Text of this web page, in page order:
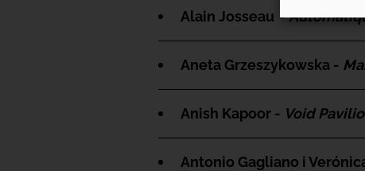
Alain Josseau -
Aneta Grzeszykowska -
Anish Kapoor - Void
Antonio Gagliano i